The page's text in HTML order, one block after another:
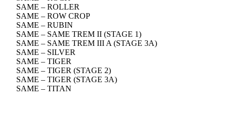
SAME – ROLLER
SAME – ROW CROP
SAME – RUBIN
SAME – SAME TREM II (STAGE 1)
SAME – SAME TREM III A (STAGE 3A)
SAME – SILVER
SAME – TIGER
SAME – TIGER (STAGE 2)
SAME – TIGER (STAGE 3A)
SAME – TITAN